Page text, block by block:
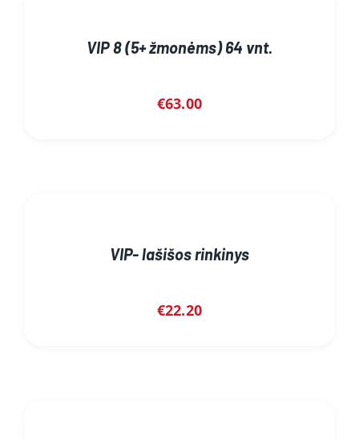
VIP 8 (5+ žmonėms) 64 vnt.
€63.00
VIP- lašišos rinkinys
€22.20